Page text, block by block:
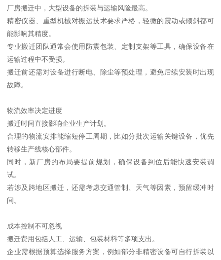
厂房搬迁中，大型设备的拆装与运输风险最高。
精密仪器、重型机械对搬运技术要求严格，轻微的震动或倾斜都可
能影响其精度。
专业搬迁团队通常会使用防震包装、定制支架等工具，确保设备在
运输过程中不受损。
搬迁前还需对设备进行断电、除尘等预处理，避免后续安装时出现
故障。
物流效率决定进度
搬迁时间直接影响企业生产计划。
合理的物流安排能缩短停工周期，比如分批次运输关键设备，优先
转移生产线核心部件。
同时，新厂房的布局要提前规划，确保设备到位后能快速安装调
试。
若涉及跨地区搬迁，还需考虑交通管制、天气等因素，预留缓冲时
间。
成本控制不可忽视
搬迁费用包括人工、运输、包装材料等多项支出。
企业需根据预算选择服务方案，例如部分非精密设备可自行拆装以